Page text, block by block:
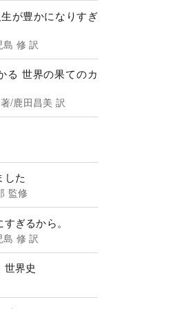
が豊かになりすぎ
修 訳
る 世界の果てのカ
/鹿田昌美 訳
した
監修
ぎるから。
修 訳
世界史